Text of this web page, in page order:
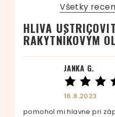
Všetky
HLIVA
RAKYTNÍKOVÝM
JANKA G.
16.8.2023
pomohol mi hlavne pri